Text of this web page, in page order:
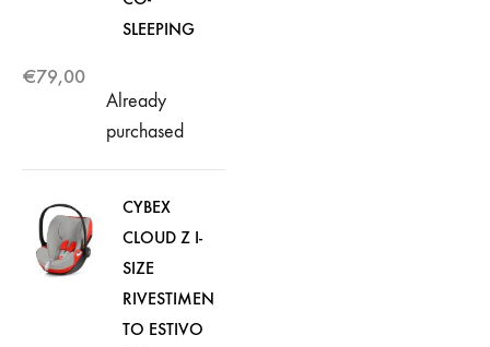
SLEEPING
€79,00
Already
purchased
CYBEX
CLOUD Z I-
SIZE
RIVESTIMEN
TO ESTIVO